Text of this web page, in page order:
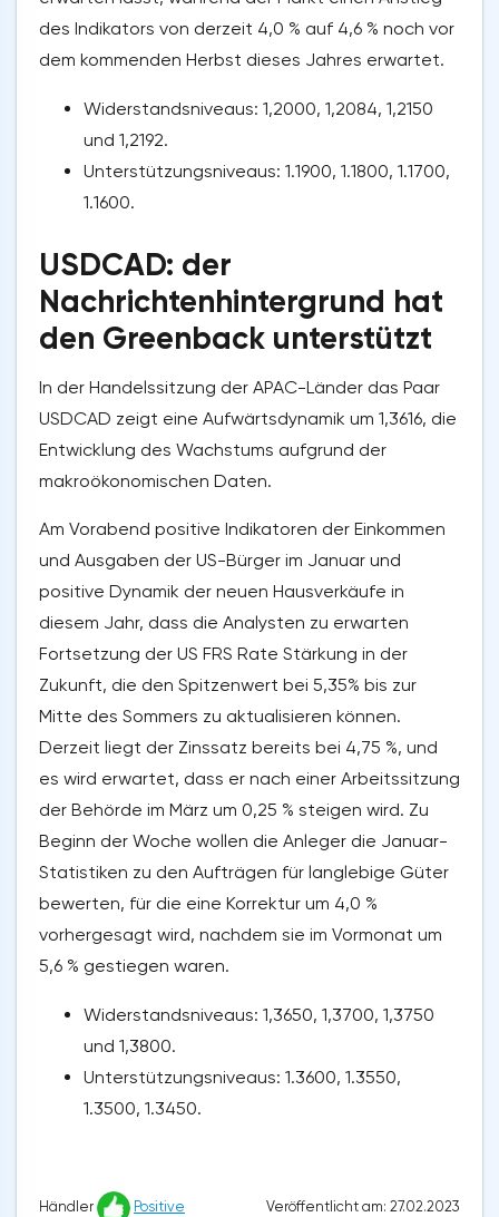
des Indikators von derzeit 4,0 % auf 4,6 % noch vor
dem kommenden Herbst dieses Jahres erwartet.
Widerstandsniveaus: 1,2000, 1,2084, 1,2150
und 1,2192.
Unterstützungsniveaus: 1.1900, 1.1800, 1.1700,
1.1600.
USDCAD: der
Nachrichtenhintergrund hat
den Greenback unterstützt
In der Handelssitzung der APAC-Länder das Paar
USDCAD zeigt eine Aufwärtsdynamik um 1,3616, die
Entwicklung des Wachstums aufgrund der
makroökonomischen Daten.
Am Vorabend positive Indikatoren der Einkommen
und Ausgaben der US-Bürger im Januar und
positive Dynamik der neuen Hausverkäufe in
diesem Jahr, dass die Analysten zu erwarten
Fortsetzung der US FRS Rate Stärkung in der
Zukunft, die den Spitzenwert bei 5,35% bis zur
Mitte des Sommers zu aktualisieren können.
Derzeit liegt der Zinssatz bereits bei 4,75 %, und
es wird erwartet, dass er nach einer Arbeitssitzung
der Behörde im März um 0,25 % steigen wird. Zu
Beginn der Woche wollen die Anleger die Januar-
Statistiken zu den Aufträgen für langlebige Güter
bewerten, für die eine Korrektur um 4,0 %
vorhergesagt wird, nachdem sie im Vormonat um
5,6 % gestiegen waren.
Widerstandsniveaus: 1,3650, 1,3700, 1,3750
und 1,3800.
Unterstützungsniveaus: 1.3600, 1.3550,
1.3500, 1.3450.
Händler Positive Veröffentlicht am: 27.02.2023